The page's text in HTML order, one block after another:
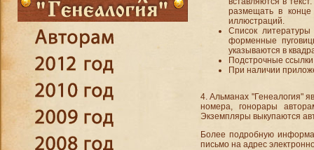
размещать в конце
иллюстраций.
Список
форменные
указываются в
Подстрочные
При наличии
4. Альманах "Генеалогия"
номера, гонорары
Экземпляры выкупаются
Более подробную
письмо на адрес